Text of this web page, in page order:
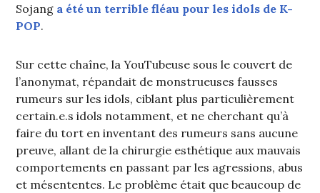
Sojang a été un terrible fléau pour les idols de K-
POP.
Sur cette chaîne, la YouTubeuse sous le couvert de
l’anonymat, répandait de monstrueuses fausses
rumeurs sur les idols, ciblant plus particulièrement
certain.e.s idols notamment, et ne cherchant qu’à
faire du tort en inventant des rumeurs sans aucune
preuve, allant de la chirurgie esthétique aux mauvais
comportements en passant par les agressions, abus
et mésententes. Le problème était que beaucoup de